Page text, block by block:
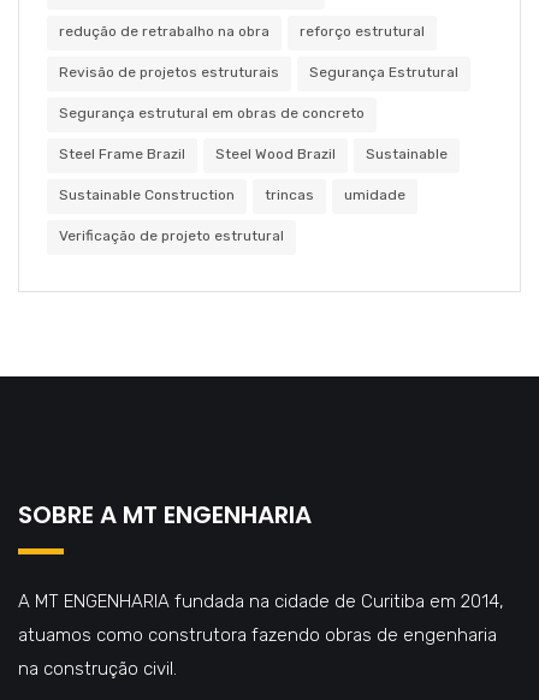
redução de retrabalho na obra reforço estrutural
Revisão de projetos estruturais Segurança Estrutural
Segurança estrutural em obras de concreto
Steel Frame Brazil Steel Wood Brazil Sustainable
Sustainable Construction trincas umidade
Verificação de projeto estrutural
SOBRE A MT ENGENHARIA
A MT ENGENHARIA fundada na cidade de Curitiba em 2014,
atuamos como construtora fazendo obras de engenharia
na construção civil.